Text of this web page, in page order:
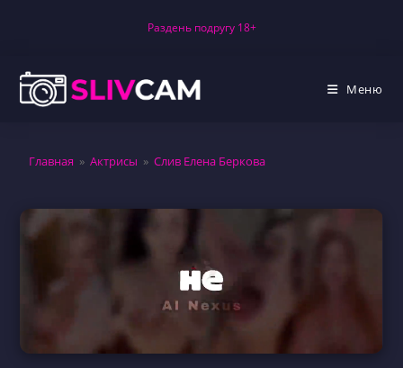
Раздень подругу 18+
Меню
Главная » Актрисы » Слив Елена Беркова